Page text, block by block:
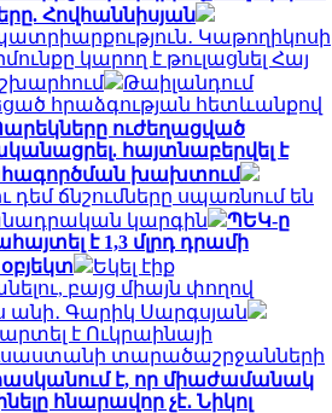
Հովհաննիսյան
Կաթողիկոսի
կարող է թուլացնել Հայ
Թաիլանդում
հրաձգության հետևանքով
ուժեղացված
հայտնաբերվել է
խախտում
դեմ ճնշումները սպառնում են
կարգին
ՊԵԿ-ը
է 1,3 մլրդ դրամի
Եկել էիք
բայց միայն փողով
անի․ Գարիկ Սարգսյան
է Ուկրաինայի
տարածաշրջանների
է, որ միաժամանակ
հնարավոր չէ․ Նիկոլ